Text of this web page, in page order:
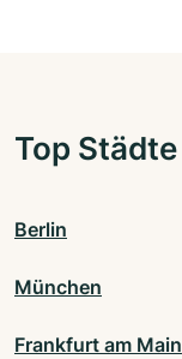
Top Städte
Berlin
München
Frankfurt am Main